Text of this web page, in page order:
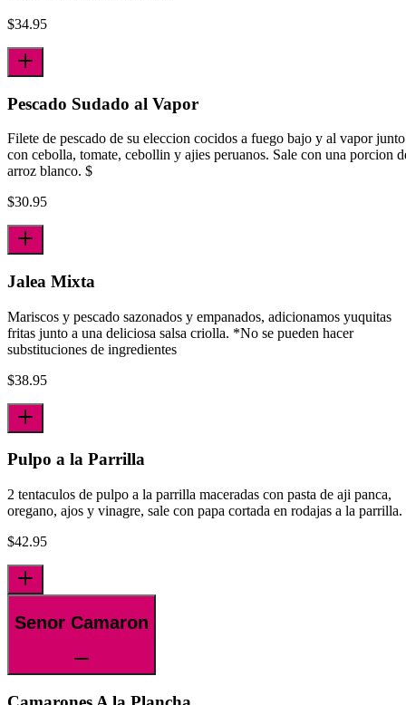
$34.95
Pescado Sudado al Vapor
Filete de pescado de su eleccion cocidos a fuego bajo y al vapor junto
con cebolla, tomate, cebollin y ajies peruanos. Sale con una porcion
arroz blanco. $
$30.95
Jalea Mixta
Mariscos y pescado sazonados y empanados, adicionamos yuquitas
fritas junto a una deliciosa salsa criolla. *No se pueden hacer
substituciones de ingredientes
$38.95
Pulpo a la Parrilla
2 tentaculos de pulpo a la parrilla maceradas con pasta de aji panca,
oregano, ajos y vinagre, sale con papa cortada en rodajas a la parrilla.
$42.95
Senor Camaron